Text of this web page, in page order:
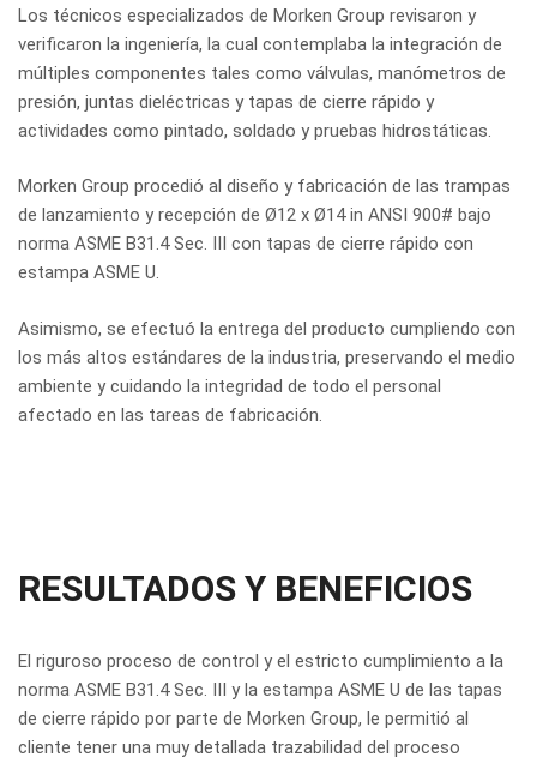
Los técnicos especializados de Morken Group revisaron y
verificaron la ingeniería, la cual contemplaba la integración de
múltiples componentes tales como válvulas, manómetros de
presión, juntas dieléctricas y tapas de cierre rápido y
actividades como pintado, soldado y pruebas hidrostáticas.
Morken Group procedió al diseño y fabricación de las trampas
de lanzamiento y recepción de Ø12 x Ø14 in ANSI 900# bajo
norma ASME B31.4 Sec. III con tapas de cierre rápido con
estampa ASME U.
Asimismo, se efectuó la entrega del producto cumpliendo con
los más altos estándares de la industria, preservando el medio
ambiente y cuidando la integridad de todo el personal
afectado en las tareas de fabricación.
RESULTADOS Y BENEFICIOS
El riguroso proceso de control y el estricto cumplimiento a la
norma ASME B31.4 Sec. III y la estampa ASME U de las tapas
de cierre rápido por parte de Morken Group, le permitió al
cliente tener una muy detallada trazabilidad del proceso